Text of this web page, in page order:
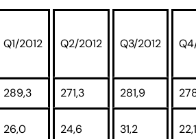
Q1/2012 Q2/2012 Q3/2012
289,3 271,3 281,9
26,0 24,6 31,2 22,1